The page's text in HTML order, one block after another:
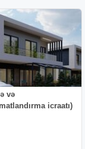
və
icraatı)